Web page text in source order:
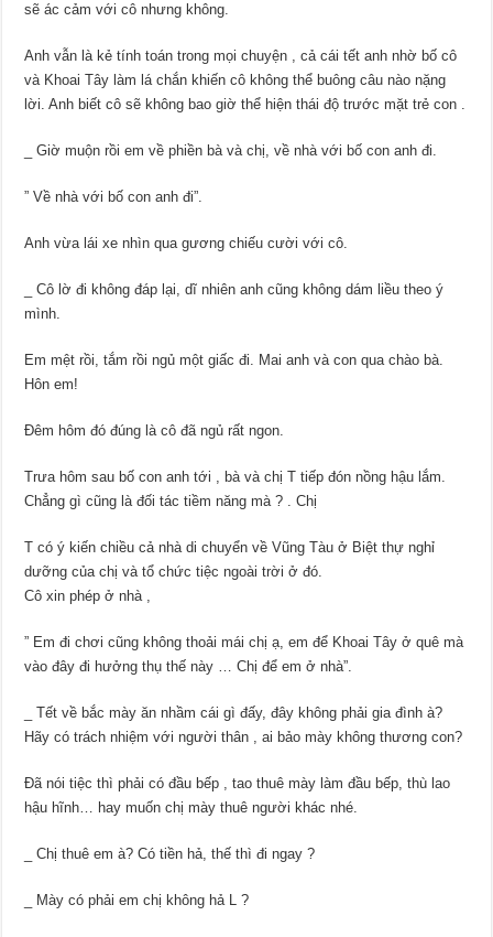
sẽ ác cảm với cô nhưng không.
Anh vẫn là kẻ tính toán trong mọi chuyện , cả cái tết anh nhờ bố cô
và Khoai Tây làm lá chắn khiến cô không thể buông câu nào nặng
lời. Anh biết cô sẽ không bao giờ thể hiện thái độ trước mặt trẻ con .
_ Giờ muộn rồi em về phiền bà và chị, về nhà với bố con anh đi.
” Về nhà với bố con anh đi”.
Anh vừa lái xe nhìn qua gương chiếu cười với cô.
_ Cô lờ đi không đáp lại, dĩ nhiên anh cũng không dám liều theo ý
mình.
Em mệt rồi, tắm rồi ngủ một giấc đi. Mai anh và con qua chào bà.
Hôn em!
Đêm hôm đó đúng là cô đã ngủ rất ngon.
Trưa hôm sau bố con anh tới , bà và chị T tiếp đón nồng hậu lắm.
Chẳng gì cũng là đối tác tiềm năng mà? . Chị
T có ý kiến chiều cả nhà di chuyển về Vũng Tàu ở Biệt thự nghỉ
dưỡng của chị và tổ chức tiệc ngoài trời ở đó.
Cô xin phép ở nhà ,
” Em đi chơi cũng không thoải mái chị ạ, em để Khoai Tây ở quê mà
vào đây đi hưởng thụ thế này … Chị để em ở nhà”.
_ Tết về bắc mày ăn nhầm cái gì đấy, đây không phải gia đình à?
Hãy có trách nhiệm với người thân , ai bảo mày không thương con?
Đã nói tiệc thì phải có đầu bếp , tao thuê mày làm đầu bếp, thù lao
hậu hĩnh… hay muốn chị mày thuê người khác nhé.
_ Chị thuê em à? Có tiền hả, thế thì đi ngay?
_ Mày có phải em chị không hả L ?